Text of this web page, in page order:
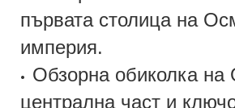
първата столица на
империя.
• Обзорна обиколка на
централна част и